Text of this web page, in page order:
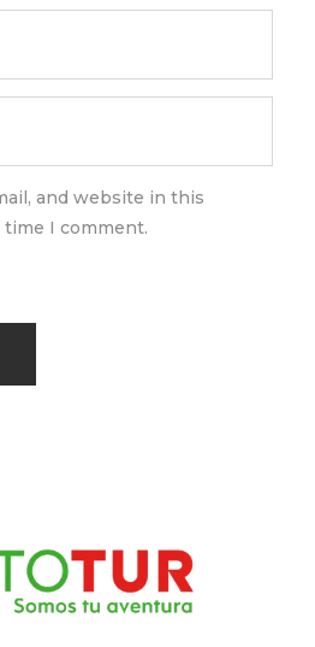
and website in this
I comment.